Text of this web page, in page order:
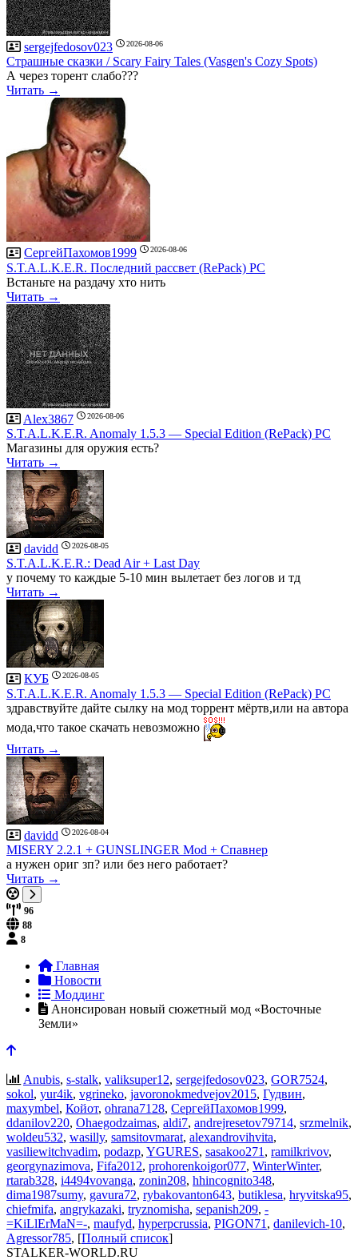
sergejfedosov023 2026-08-06
Страшные сказки / Scary Fairy Tales (Vasgen's Cozy Spots)
А через торент слабо???
Читать →
СергейПахомов1999 2026-08-06
S.T.A.L.K.E.R. Последний рассвет (RePack) PC
Встаньте на раздачу хто нить
Читать →
Alex3867 2026-08-06
S.T.A.L.K.E.R. Anomaly 1.5.3 — Special Edition (RePack) PC
Магазины для оружия есть?
Читать →
davidd 2026-08-05
S.T.A.L.K.E.R.: Dead Air + Last Day
у почему то каждые 5-10 мин вылетает без логов и тд
Читать →
КУБ 2026-08-05
S.T.A.L.K.E.R. Anomaly 1.5.3 — Special Edition (RePack) PC
здравствуйте дайте сылку на мод торрент мёртв,или на автора
мода,что такое скачать невозможно
Читать →
davidd 2026-08-04
MISERY 2.2.1 + GUNSLINGER Mod + Спавнер
а нужен ориг зп? или без него работает?
Читать →
96
88
8
Главная
Новости
Моддинг
Анонсирован новый сюжетный мод «Восточные
Земли»
Anubis, s-stalk, valiksuper12, sergejfedosov023, GOR7524,
sokol, yur4ik, vgrineko, javoronokmedvejov2015, Гудвин,
maxymbel, Койот, ohrana7128, СергейПахомов1999,
ddanilov220, Ohaegodzaimas, aldi7, andrejresetov79714, srzmelnik,
woldeu532, wasilly, samsitovmarat, alexandrovihvita,
vasiliewitchvadim, podazp, YGURES, sasakoo271 , ramilkrivov,
georgynazimova, Fifa2012, prohorenkoigor077, WinterWinter,
rtarab328, i4494vovanga, zonin208, hhincognito348,
dima1987sumy, gavura72, rybakovanton643, butiklesa, hryvitska95,
chiefmifa, angrykazaki, tryznomisha, sepanish209, -
=KiLlErMaN=-, maufyd, hyperpcrussia, PIGON71 , danilevich-10,
Agressor785, [Полный список]
STALKER-WORLD.RU